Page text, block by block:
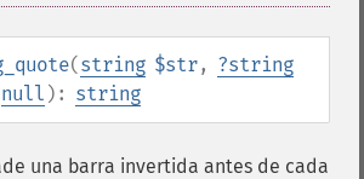
(string $str, ?string
null ): string
una barra invertida antes de cada